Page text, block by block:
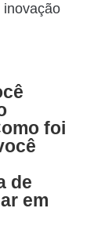
inovação
foi
de
em